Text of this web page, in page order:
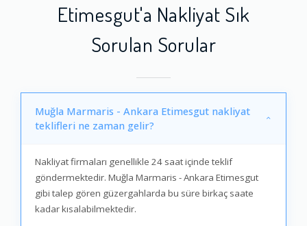
Etimesgut'a Nakliyat Sık
Sorulan Sorular
Muğla Marmaris - Ankara Etimesgut nakliyat
teklifleri ne zaman gelir?
Nakliyat firmaları genellikle 24 saat içinde teklif
göndermektedir. Muğla Marmaris - Ankara Etimesgut
gibi talep gören güzergahlarda bu süre birkaç saate
kadar kısalabilmektedir.